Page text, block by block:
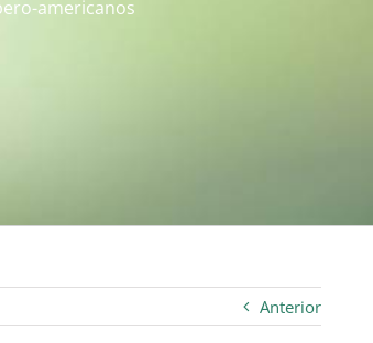
americanos
Anterior